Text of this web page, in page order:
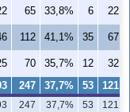
65 33,8% 6 22
112 41,1% 35 67
70 35,7% 12 32
247 37,7% 53 121
247 37,7% 53 121